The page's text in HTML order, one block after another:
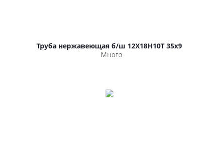
Труба нержавеющая б/ш 12Х18Н10Т 35х9
Много